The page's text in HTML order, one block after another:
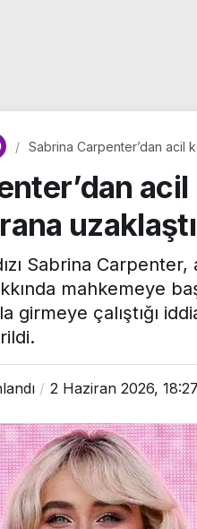
Sabrina Carpenter’dan acil
Sabrina
mahkemeye
girmeye çalıştığı
2 Haziran 2026, 18:27
kızına
paylaşım yapan
adli kontrol